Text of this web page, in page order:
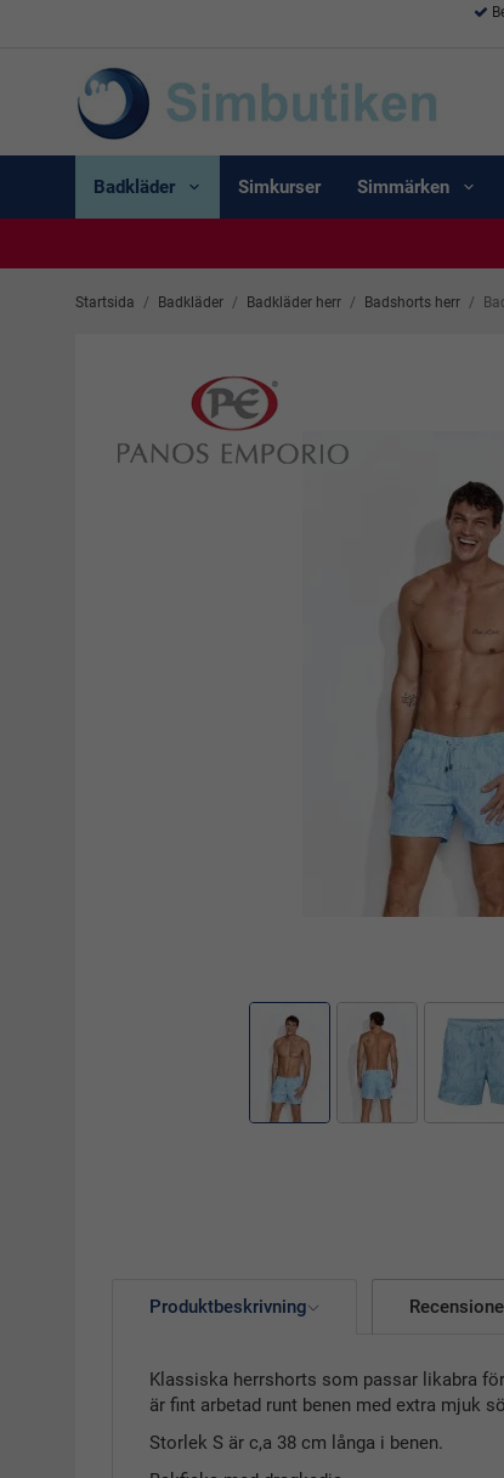
Badkläder Simkurser Simmärken
Startsida / Badkläder / Badkläder herr / Badshorts herr /
Produktbeskrivning
Klassiska herrshorts som passar likabra
är fint arbetad runt benen med extra mjuk
Storlek S är c,a 38 cm långa i benen.